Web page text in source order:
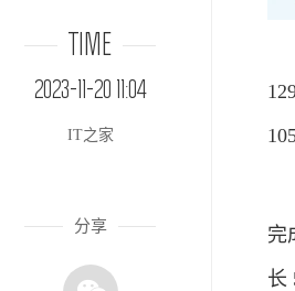
TIME
2023-11-20 11:04
IT之家
分享
完
长